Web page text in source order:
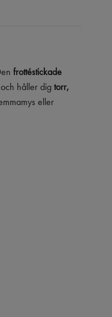
frottéstickade
håller digtorr,
eller